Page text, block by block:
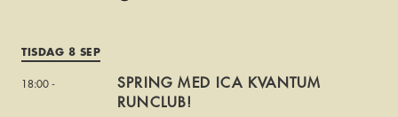
TISDAG 8 SEP
18:00 -
SPRING MED ICA KVANTUM
RUNCLUB!